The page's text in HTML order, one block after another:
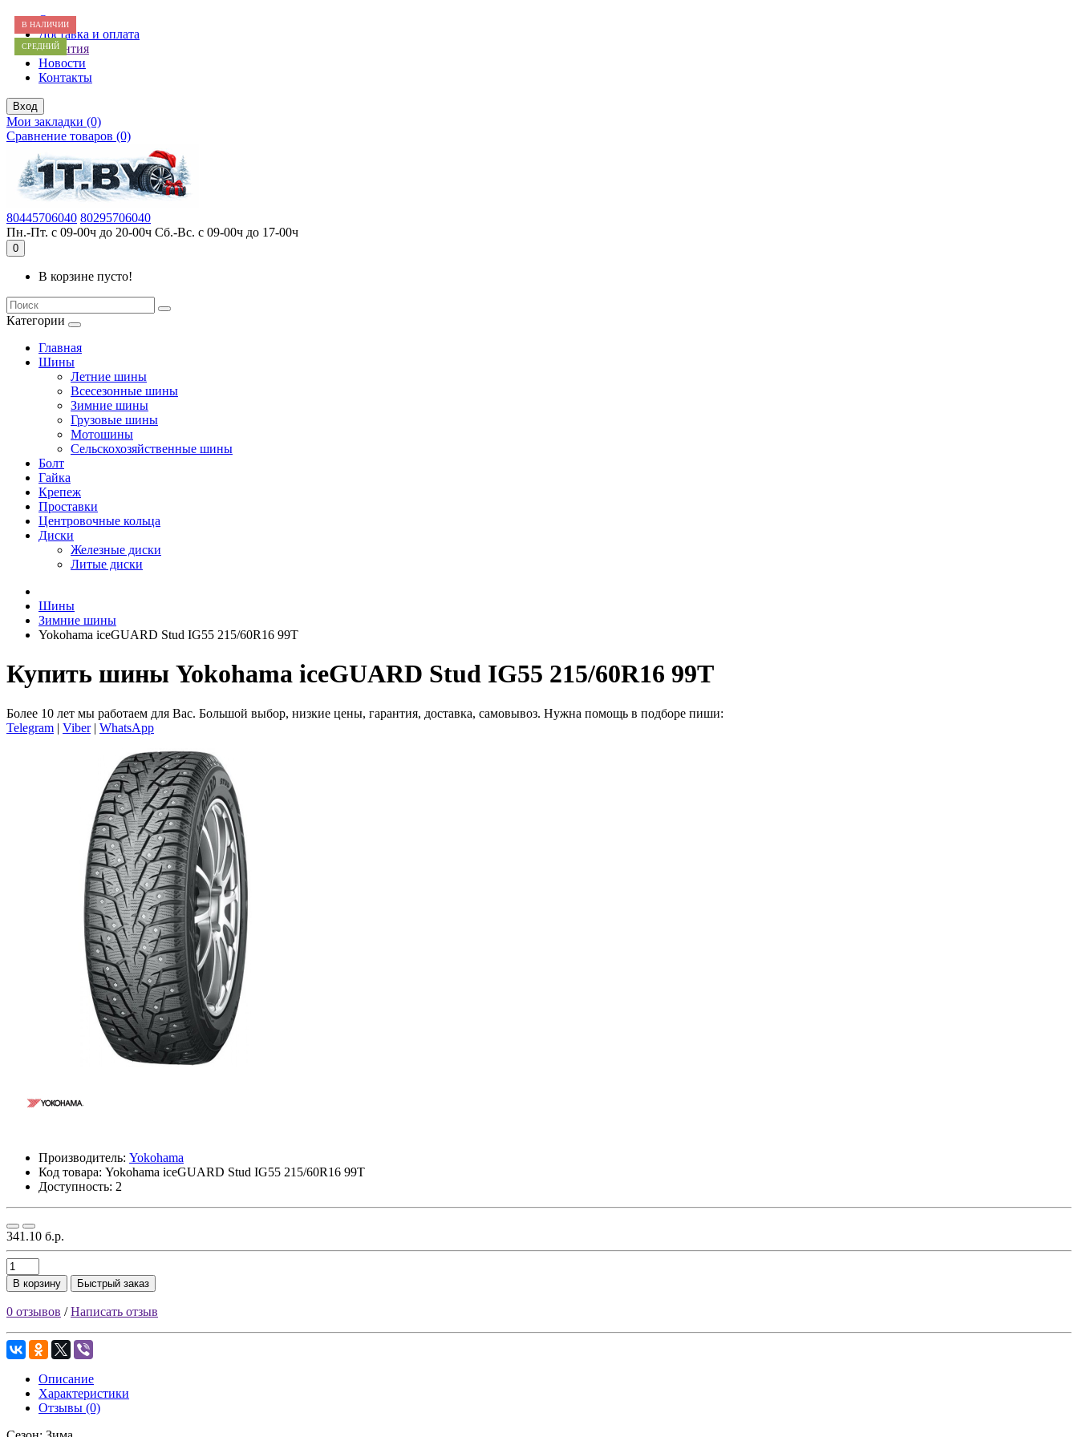
О нас
Доставка и оплата
Гарантия
Новости
Контакты
Вход
Мои закладки (0)
Сравнение товаров (0)
80445706040 80295706040
Пн.-Пт. с 09-00ч до 20-00ч Сб.-Вс. с 09-00ч до 17-00ч
0
В корзине пусто!
Категории
Главная
Шины
Летние шины
Всесезонные шины
Зимние шины
Грузовые шины
Мотошины
Сельскохозяйственные шины
Болт
Гайка
Крепеж
Проставки
Центровочные кольца
Диски
Железные диски
Литые диски
Шины
Зимние шины
Yokohama iceGUARD Stud IG55 215/60R16 99T
Купить шины Yokohama iceGUARD Stud IG55 215/60R16 99T
Более 10 лет мы работаем для Вас. Большой выбор, низкие цены, гарантия, доставка, самовывоз. Нужна помощь в подборе пиши:
Telegram | Viber| WhatsApp
В НАЛИЧИИ
СРЕДНИЙ
Производитель: Yokohama
Код товара: Yokohama iceGUARD Stud IG55 215/60R16 99T
Доступность: 2
341.10 б.р.
В корзину Быстрый заказ
0 отзывов /Написать отзыв
Описание
Характеристики
Отзывы (0)